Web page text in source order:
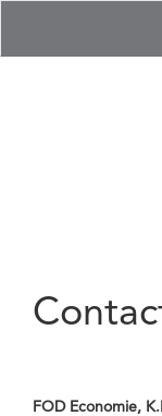
FOD Economie,